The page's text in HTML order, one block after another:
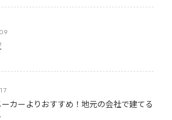
カーよりおすすめ！地元の会社で建てる